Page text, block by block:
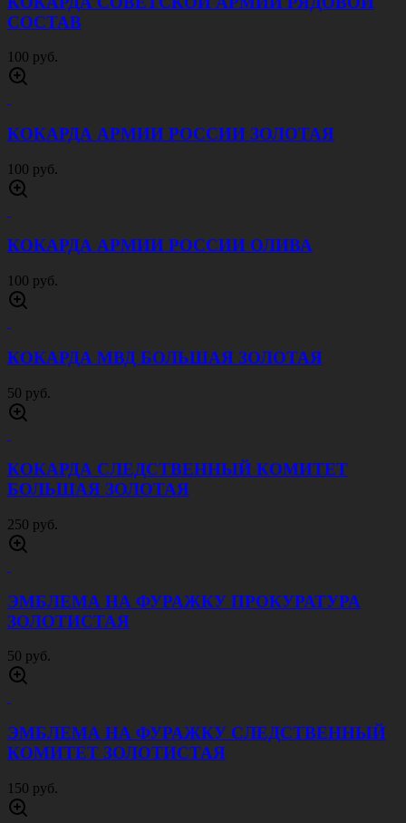
СОСТАВ
100 руб.
КОКАРДА АРМИИ РОССИИ ЗОЛОТАЯ
100 руб.
КОКАРДА АРМИИ РОССИИ ОЛИВА
100 руб.
КОКАРДА МВД БОЛЬШАЯ ЗОЛОТАЯ
50 руб.
КОКАРДА СЛЕДСТВЕННЫЙ КОМИТЕТ
БОЛЬШАЯ ЗОЛОТАЯ
250 руб.
ЭМБЛЕМА НА ФУРАЖКУ ПРОКУРАТУРА
ЗОЛОТИСТАЯ
50 руб.
ЭМБЛЕМА НА ФУРАЖКУ СЛЕДСТВЕННЫЙ
КОМИТЕТ ЗОЛОТИСТАЯ
150 руб.